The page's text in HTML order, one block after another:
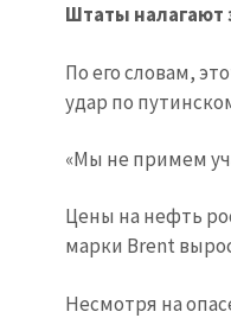
Штаты налагают
По его словам,
удар по
«Мы не примем
Цены на нефть
марки Brent
Несмотря на